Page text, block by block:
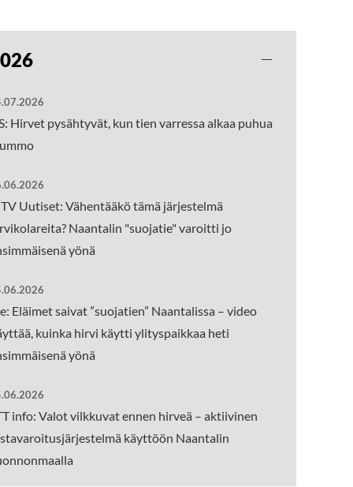
Hirvet pysähtyvät, kun tien varressa alkaa puhua
Uutiset: Vähentääkö tämä järjestelmä
Naantalin "suojatie" varoitti jo
yönä
Eläimet saivat ”suojatien” Naantalissa – video
kuinka hirvi käytti ylityspaikkaa heti
yönä
info: Valot vilkkuvat ennen hirveä – aktiivinen
käyttöön Naantalin